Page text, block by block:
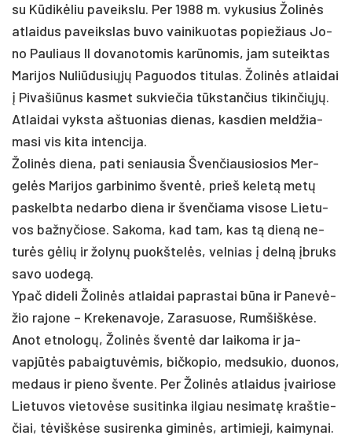
su Kūdikė­liu pa­veiks­lu. Per 1988 m. vy­ku­sius Žo­linės
at­lai­dus pa­veiks­las bu­vo vai­ni­kuo­tas po­pie­žiaus Jo­
no Pau­liaus II do­va­no­to­mis karū­no­mis, jam su­teik­tas
Ma­ri­jos Nu­liū­du­siųjų Pa­guo­dos ti­tu­las. Žo­linės at­lai­dai
į Pi­va­šiū­nus kas­met su­kvie­čia tūkstan­čius ti­kin­čiųjų.
At­lai­dai vyks­ta aš­tuo­nias die­nas, kas­dien meld­žia­
ma­si vis ki­ta in­ten­ci­ja.
Žo­linės die­na, pa­ti se­niau­sia Šven­čiau­sio­sios Mer­
gelės Ma­ri­jos gar­bi­ni­mo šventė, prie­š ke­letą metų
pa­skelb­ta ne­dar­bo die­na ir šven­čia­ma vi­so­se Lie­tu­
vos baž­ny­čio­se. Sa­ko­ma, kad tam, kas tą dieną ne­
turės gėlių ir žo­lynų puokš­telės, vel­nias į delną įbruks
sa­vo uo­degą.
Ypač di­de­li Žo­linės at­lai­dai pa­pras­tai būna ir Pa­nevė­
žio ra­jo­ne – Kre­ke­na­vo­je, Za­ra­suo­se, Rum­šiškė­se.
Anot et­no­logų, Žo­linės šventė dar lai­ko­ma ir ja­
vapjūtės pa­baig­tuvė­mis, bič­ko­pio, med­su­kio, duo­nos,
me­daus ir pie­no šven­te. Per Žo­linės at­lai­dus įvai­rio­se
Lie­tu­vos vie­tovė­se su­si­tin­ka il­giau ne­si­matę kraš­tie­
čiai, tėviškė­se su­si­ren­ka gi­minės, ar­ti­mie­ji, kai­my­nai.